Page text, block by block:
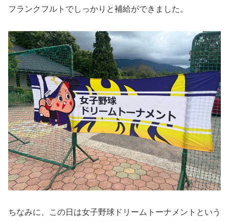
フランクフルトでしっかりと補給ができました。
ちなみに、この日は女子野球ドリームトーナメントという